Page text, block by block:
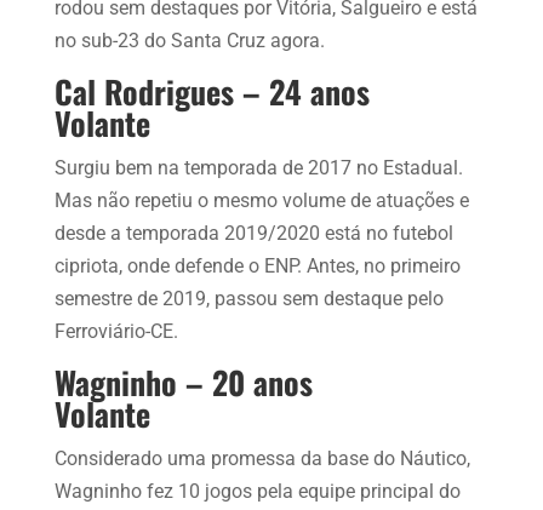
rodou sem destaques por Vitória, Salgueiro e está
no sub-23 do Santa Cruz agora.
Cal Rodrigues – 24 anos
Volante
Surgiu bem na temporada de 2017 no Estadual.
Mas não repetiu o mesmo volume de atuações e
desde a temporada 2019/2020 está no futebol
cipriota, onde defende o ENP. Antes, no primeiro
semestre de 2019, passou sem destaque pelo
Ferroviário-CE.
Wagninho – 20 anos
Volante
Considerado uma promessa da base do Náutico,
Wagninho fez 10 jogos pela equipe principal do